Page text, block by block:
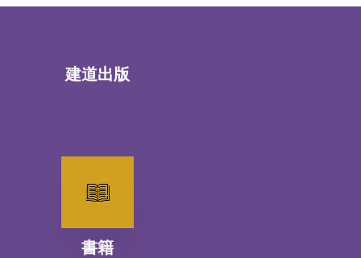
建道出版
書籍